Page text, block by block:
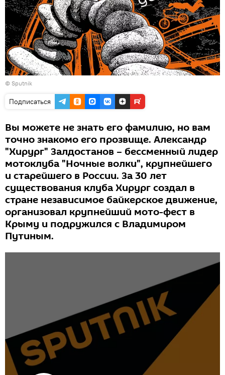
© Sputnik
Подписаться
Вы можете не знать его фамилию, но вам
точно знакомо его прозвище. Александр
"Хирург" Залдостанов – бессменный лидер
мотоклуба "Ночные волки", крупнейшего
и старейшего в России. За 30 лет
существования клуба Хирург создал в
стране независимое байкерское движение,
организовал крупнейший мото-фест в
Крыму и подружился с Владимиром
Путиным.